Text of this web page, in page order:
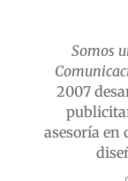
Somos
2007
asesoría